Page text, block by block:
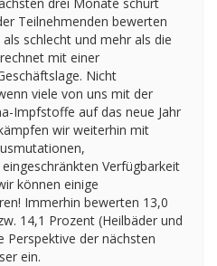
Teilnehmenden bewerten
schlecht und mehr als die
mit einer
Nicht
viele von uns mit der
Impfstoffe auf das neue Jahr
wir weiterhin mit
Verfügbarkeit
können einige
Immerhin bewerten 13,0
14,1 Prozent (Heilbäder und
Perspektive der nächsten
ein.